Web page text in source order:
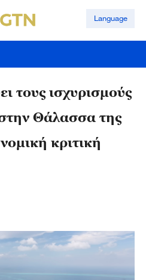
Language
τους ισχυρισμούς
Θάλασσα της
κριτική